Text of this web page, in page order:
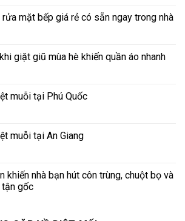
mặt bếp giá rẻ có sẵn ngay trong nhà
giặt giũ mùa hè khiến quần áo nhanh
muỗi tại Phú Quốc
muỗi tại An Giang
khiến nhà bạn hút côn trùng, chuột bọ và
gốc